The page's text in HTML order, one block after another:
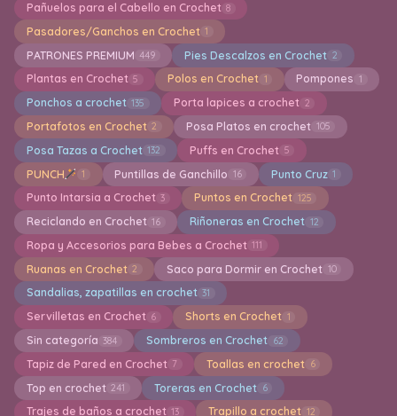
Pañuelos para el Cabello en Crochet 8
Pasadores/Ganchos en Crochet 1
PATRONES PREMIUM 449 Pies Descalzos en Crochet 2
Plantas en Crochet 5 Polos en Crochet 1 Pompones 1
Ponchos a crochet 135 Porta lapices a crochet 2
Portafotos en Crochet 2 Posa Platos en crochet 105
Posa Tazas a Crochet 132 Puffs en Crochet 5
PUNCH 1 Puntillas de Ganchillo 16 Punto Cruz 1
Punto Intarsia a Crochet 3 Puntos en Crochet 125
Reciclando en Crochet 16 Riñoneras en Crochet 12
Ropa y Accesorios para Bebes a Crochet 111
Ruanas en Crochet 2 Saco para Dormir en Crochet 10
Sandalias, zapatillas en crochet 31
Servilletas en Crochet 6 Shorts en Crochet 1
Sin categoría 384 Sombreros en Crochet 62
Tapiz de Pared en Crochet 7 Toallas en crochet 6
Top en crochet 241 Toreras en Crochet 6
Trajes de baños a crochet 13 Trapillo a crochet 12